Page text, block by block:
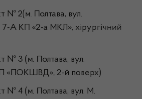
№ 2(м. Полтава, вул.
А КП «2-а МКЛ», хірургічний
№ 3 (м. Полтава, вул.
«ПОКШВД», 2-й поверх)
№ 4 (м. Полтава, вул. М.